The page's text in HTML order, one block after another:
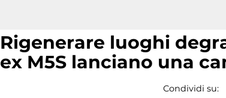
Rigenerare luoghi
ex M5S lanciano una
Condividi su: